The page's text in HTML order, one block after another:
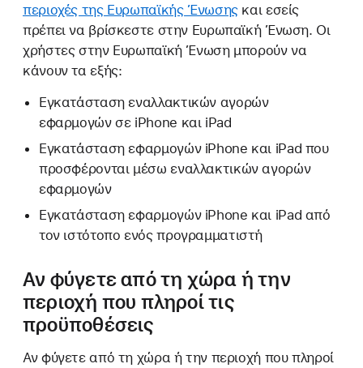
περιοχές της Ευρωπαϊκής Ένωσηςκαι εσείς
πρέπει να βρίσκεστε στην Ευρωπαϊκή Ένωση. Οι
χρήστες στην Ευρωπαϊκή Ένωση μπορούν να
κάνουν τα εξής:
Εγκατάσταση εναλλακτικών αγορών
εφαρμογών σε iPhone και iPad
Εγκατάσταση εφαρμογών iPhone και iPad που
προσφέρονται μέσω εναλλακτικών αγορών
εφαρμογών
Εγκατάσταση εφαρμογών iPhone και iPad από
τον ιστότοπο ενός προγραμματιστή
Αν φύγετε από τη χώρα ή την
περιοχή που πληροί τις
προϋποθέσεις
Αν φύγετε από τη χώρα ή την περιοχή που πληροί